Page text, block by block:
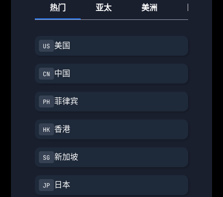
热门 亚太 美洲 欧洲
美国
中国
菲律宾
香港
新加坡
日本